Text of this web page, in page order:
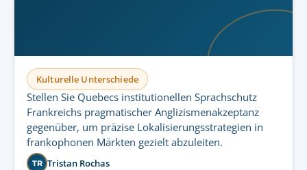
Kulturelle Unterschiede
Stellen Sie Quebecs institutionellen Sprachschutz
Frankreichs pragmatischer Anglizismenakzeptanz
gegenüber, um präzise Lokalisierungsstrategien in
frankophonen Märkten gezielt abzuleiten.
TR Tristan Rochas